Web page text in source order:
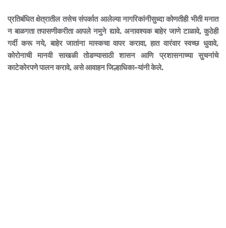
प्रतिबंधित क्षेत्रातील तसेच संपर्कात आलेल्या नागरिकांनीसुध्दा कोणतीही भीती मनात
न बाळगता तपासणीकरीता आपले नमुने द्यावे. अनावश्यक बाहेर जाणे टाळावे, कुठेही
गर्दी करू नये, बाहेर जातांना मास्कचा वापर करावा, हात वारंवार स्वच्छ धुवावे,
कोरोनाची मानवी साखळी तोडण्यासाठी शासन आणि प्रशासनाच्या सुचनांचे
काटेकोरपणे पालन करावे, असे आवाहन जिल्हाधिका-यांनी केले.